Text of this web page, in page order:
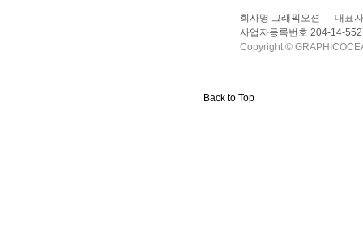
회사명 그래픽오션
대표
사업자등록번호 204-14-
Copyright ©
Back to Top